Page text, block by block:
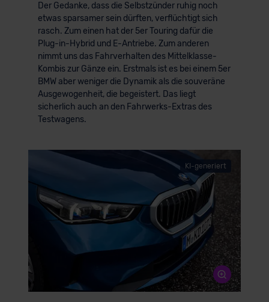
Der Gedanke, dass die Selbstzünder ruhig noch
etwas sparsamer sein dürften, verflüchtigt sich
rasch. Zum einen hat der 5er Touring dafür die
Plug-in-Hybrid und E-Antriebe. Zum anderen
nimmt uns das Fahrverhalten des Mittelklasse-
Kombis zur Gänze ein. Erstmals ist es bei einem 5er
BMW aber weniger die Dynamik als die souveräne
Ausgewogenheit, die begeistert. Das liegt
sicherlich auch an den Fahrwerks-Extras des
Testwagens.
KI-generiert